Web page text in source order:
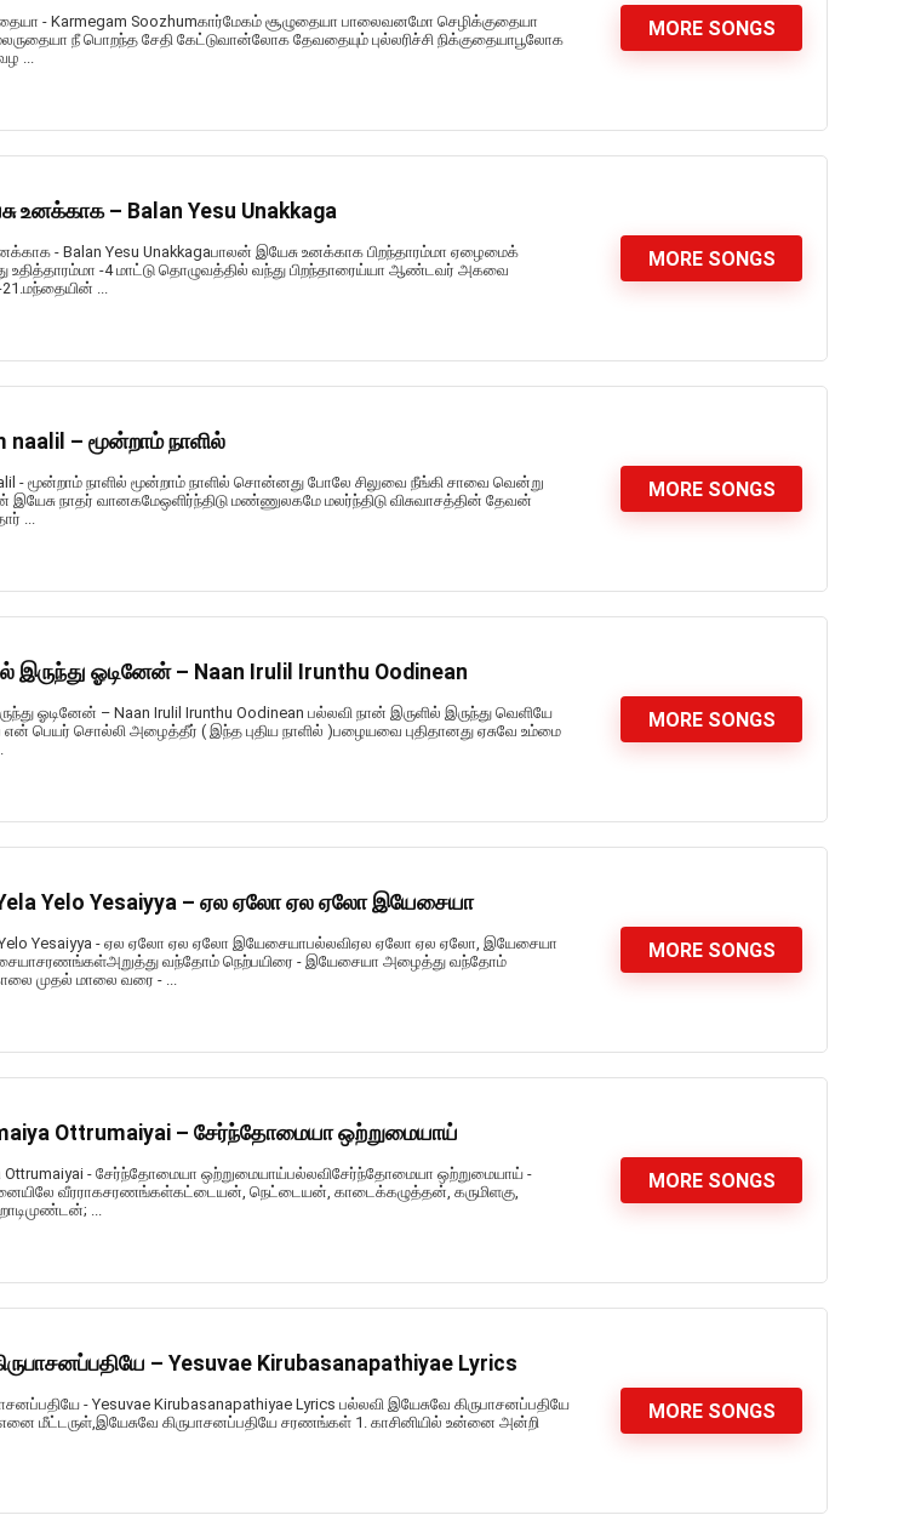
- Karmegam Soozhumகார்மேகம் சூழுதையா பாலைவனமோ செழிக்குதையா
மலருதையா நீ பொறந்த சேதி கேட்டுவான்லோக தேவதையும் புல்லரிச்சி நிக்குதையாபூலோக
...
MORE SONGS
உனக்காக – Balan Yesu Unakkaga
- Balan Yesu Unakkagaபாலன் இயேசு உனக்காக பிறந்தாரம்மா ஏழைமைக்
உதித்தாரம்மா -4 மாட்டு தொழுவத்தில் வந்து பிறந்தாரைய்யா ஆண்டவர் அகவை
21.மந்தையின் ...
MORE SONGS
naalil – மூன்றாம் நாளில்
- மூன்றாம் நாளில் மூன்றாம் நாளில் சொன்னது போலே சிலுவை நீங்கி சாவை வென்று
இயேசு நாதர் வானகமேஒளிர்ந்திடு மண்ணுலகமே மலர்ந்திடு விசுவாசத்தின் தேவன்
...
MORE SONGS
இருந்து ஓடினேன் – Naan Irulil Irunthu Oodinean
ஓடினேன் – Naan Irulil Irunthu Oodinean பல்லவி நான் இருளில் இருந்து வெளியே
என் பெயர் சொல்லி அழைத்தீர் ( இந்த புதிய நாளில் )பழையவை புதிதானது ஏசுவே உம்மை
MORE SONGS
Yelo Yesaiyya – ஏல ஏலோ ஏல ஏலோ இயேசையா
Yelo Yesaiyya - ஏல ஏலோ ஏல ஏலோ இயேசையாபல்லவிஏல ஏலோ ஏல ஏலோ, இயேசையா
வந்தோம் நெற்பயிரை - இயேசையா அழைத்து வந்தோம்
முதல் மாலை வரை - ...
MORE SONGS
Ottrumaiyai – சேர்ந்தோமையா ஒற்றுமையாய்
Ottrumaiyai - சேர்ந்தோமையா ஒற்றுமையாய்பல்லவிசேர்ந்தோமையா ஒற்றுமையாய் -
வீரராகசரணங்கள்கட்டையன், நெட்டையன், காடைக்கழுத்தன், கருமிளகு,
...
MORE SONGS
– Yesuvae Kirubasanapathiyae Lyrics
- Yesuvae Kirubasanapathiyae Lyrics பல்லவி இயேசுவே கிருபாசனப்பதியே
மீட்டருள்,இயேசுவே கிருபாசனப்பதியே சரணங்கள் 1. காசினியில் உன்னை அன்றி
MORE SONGS